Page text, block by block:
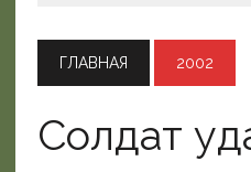
ГЛАВНАЯ 2002
Солдат